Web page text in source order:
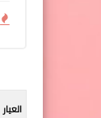
العيار